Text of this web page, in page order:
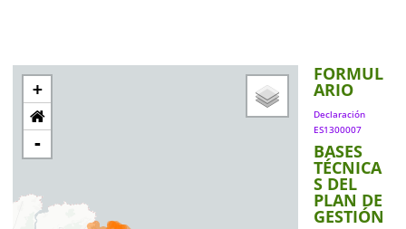
+
-
FORMUL
ARIO
Declaración
ES1300007
BASES
TÉCNICA
S DEL
PLAN DE
GESTIÓN